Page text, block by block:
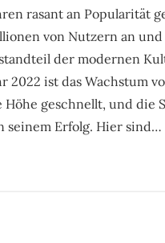
rasant an Popularität
von Nutzern an
der modernen
2022 ist das Wachstum
Höhe geschnellt, und die
seinem Erfolg. Hier sind…